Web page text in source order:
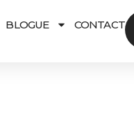
BLOGUE CONTACT